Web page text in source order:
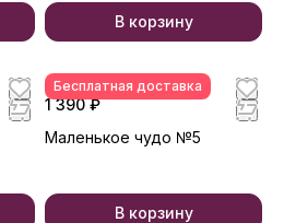
В корзину
Бесплатная доставка
1 390 ₽
Маленькое чудо №5
В корзину